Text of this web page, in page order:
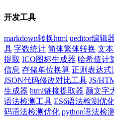
开发工具
markdown转换html ueditor编辑
具 字数统计 简体繁体转换 文
提取 ICO图标生成器 哈希值计
信息 存储单位换算 正则表达式
JSON代码修改对比工具 JS/
生成器 html链接提取器 颜文字
语法检测工具 ES6语法检测优
码语法检测优化 python语法检